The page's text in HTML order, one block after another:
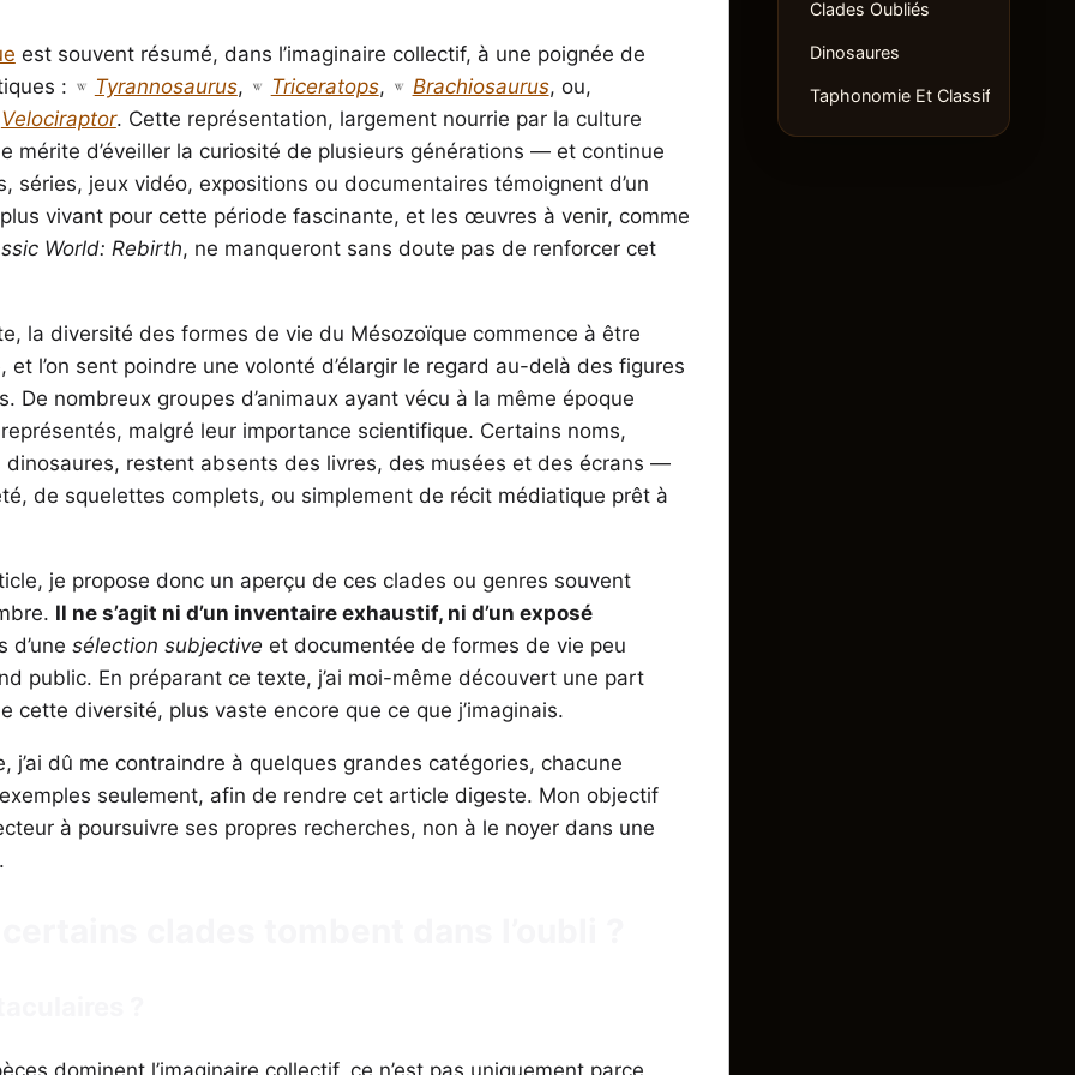
est souvent résumé, dans l’imaginaire collectif, à une poignée de
:
Tyrannosaurus, Triceratops, Brachiosaurus, ou,
Velociraptor. Cette représentation, largement nourrie par la culture
mérite d’éveiller la curiosité de plusieurs générations — et continue
séries, jeux vidéo, expositions ou documentaires témoignent d’un
vivant pour cette période fascinante, et les œuvres à venir, comme
World: Rebirth, ne manqueront sans doute pas de renforcer cet
la diversité des formes de vie du Mésozoïque commence à être
et l’on sent poindre une volonté d’élargir le regard au-delà des figures
De nombreux groupes d’animaux ayant vécu à la même époque
malgré leur importance scientifique. Certains noms,
dinosaures, restent absents des livres, des musées et des écrans —
de squelettes complets, ou simplement de récit médiatique prêt à
je propose donc un aperçu de ces clades ou genres souvent
Il ne s’agit ni d’un inventaire exhaustif, ni d’un exposé
d’une sélection subjective et documentée de formes de vie peu
public. En préparant ce texte, j’ai moi-même découvert une part
cette diversité, plus vaste encore que ce que j’imaginais.
j’ai dû me contraindre à quelques grandes catégories, chacune
seulement, afin de rendre cet article digeste. Mon objectif
à poursuivre ses propres recherches, non à le noyer dans une
dominent l’imaginaire collectif, ce n’est pas uniquement parce
Clades Oubliés
Dinosaures
Taphonomie Et Classification